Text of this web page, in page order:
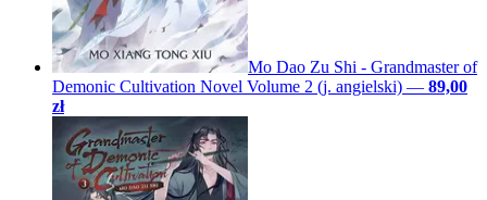
Mo Dao Zu Shi - Grandmaster of
Demonic Cultivation Novel Volume 2 (j. angielski) — 89,00
zł